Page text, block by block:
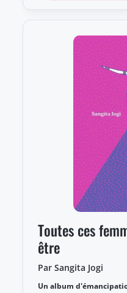
Toutes ces
être
Par Sangita Jogi
Un album